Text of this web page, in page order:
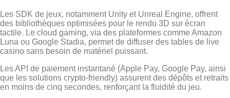
Les SDK de jeux, notamment Unity et Unreal Engine, offrent
des bibliothèques optimisées pour le rendu 3D sur écran
tactile. Le cloud gaming, via des plateformes comme Amazon
Luna ou Google Stadia, permet de diffuser des tables de live
casino sans besoin de matériel puissant.
Les API de paiement instantané (Apple Pay, Google Pay, ainsi
que les solutions crypto‑friendly) assurent des dépôts et retraits
en moins de cinq secondes, renforçant la fluidité du jeu.